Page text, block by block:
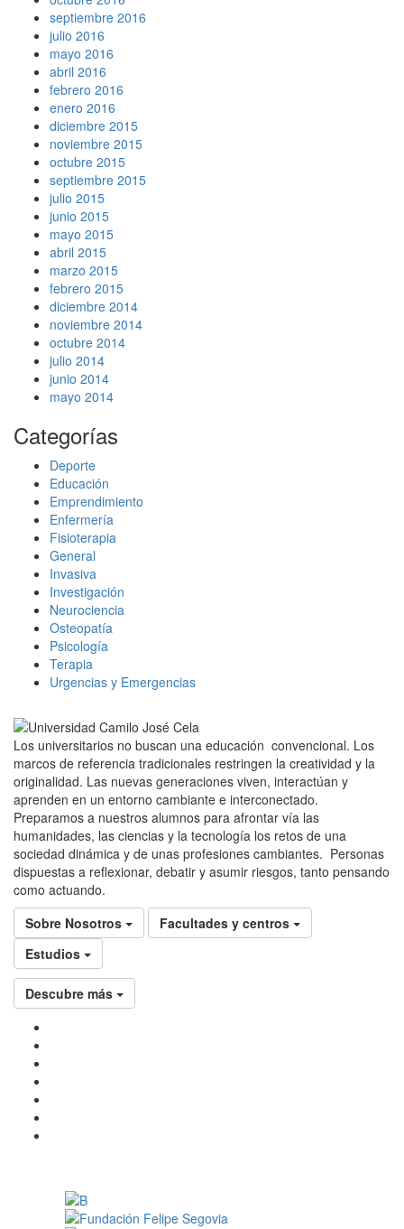
septiembre 2016
julio 2016
mayo 2016
abril 2016
febrero 2016
enero 2016
diciembre 2015
noviembre 2015
octubre 2015
septiembre 2015
julio 2015
junio 2015
mayo 2015
abril 2015
marzo 2015
febrero 2015
diciembre 2014
noviembre 2014
octubre 2014
julio 2014
junio 2014
mayo 2014
Categorías
Deporte
Educación
Emprendimiento
Enfermería
Fisioterapia
General
Invasiva
Investigación
Neurociencia
Osteopatía
Psicología
Terapia
Urgencias y Emergencias
Los universitarios no buscan una educación convencional. Los
marcos de referencia tradicionales restringen la creatividad y la
originalidad. Las nuevas generaciones viven, interactúan y
aprenden en un entorno cambiante e interconectado.
Preparamos a nuestros alumnos para afrontar vía las
humanidades, las ciencias y la tecnología los retos de una
sociedad dinámica y de unas profesiones cambiantes. Personas
dispuestas a reflexionar, debatir y asumir riesgos, tanto pensando
como actuando.
Sobre Nosotros
Facultades y centros
Estudios
Descubre más